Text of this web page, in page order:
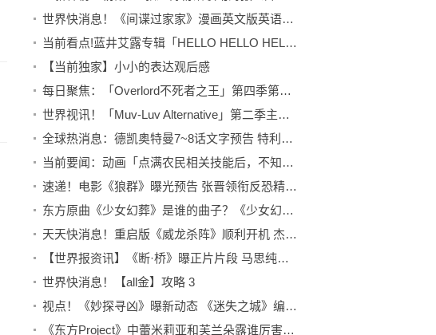
世界快消息！《间谍过家家》漫画英文版英语学习
当前看点!蓝井艾露专辑「HELLO HELLO HELLO」全曲试听片段公开
【当前独家】小小的表达观后感
每日聚焦：「Overlord不死者之王」第四季第八弹小剧场公开
世界视讯！「Muv-Luv Alternative」第二季主视觉图公开
全球热消息：德凯奥特曼7~8话文字预告 特利迦客串登场2话 齐杰兰花登场活跃
当前要闻：动画「点满农民相关技能后，不知为何就变强了。」主视觉图公布
速递！电影《狼群》曝光预告 张晋领衔反恐精英背水一战
东方原曲《少女幻葬》是谁的曲子？《少女幻葬》详情介绍
天天快消息！重启版《威龙杀阵》顺利开机 杰克·吉伦哈尔主演
【世界报资讯】《断·桥》曝正片片段 马思纯刘琳母女关系好窒息
世界快消息！【all金】攻略 3
视点！《妙探寻凶》曝新动态 《迷失之城》编剧重写剧本
《东方Project》中蕾米莉亚和芙兰朵露谁厉害呢？蕾米莉亚喜欢什么血型的血呢？